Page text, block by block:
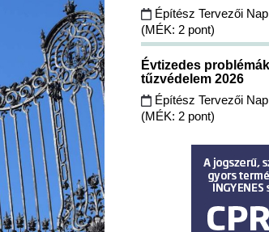
Építész Tervezői
(MÉK: 2 pont)
Évtizedes
tűzvédelem 2026
Építész Tervezői
(MÉK: 2 pont)